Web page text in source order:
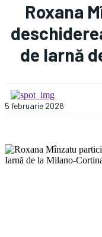
Roxana
de Iarnă
5 februarie 2026